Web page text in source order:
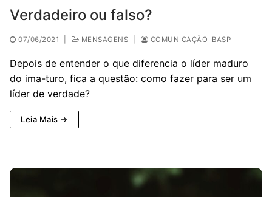
Verdadeiro ou falso?
07/06/2021 MENSAGENS COMUNICAÇÃO IBASP
Depois de entender o que diferencia o líder maduro
do ima-turo, fica a questão: como fazer para ser um
líder de verdade?
Leia Mais →